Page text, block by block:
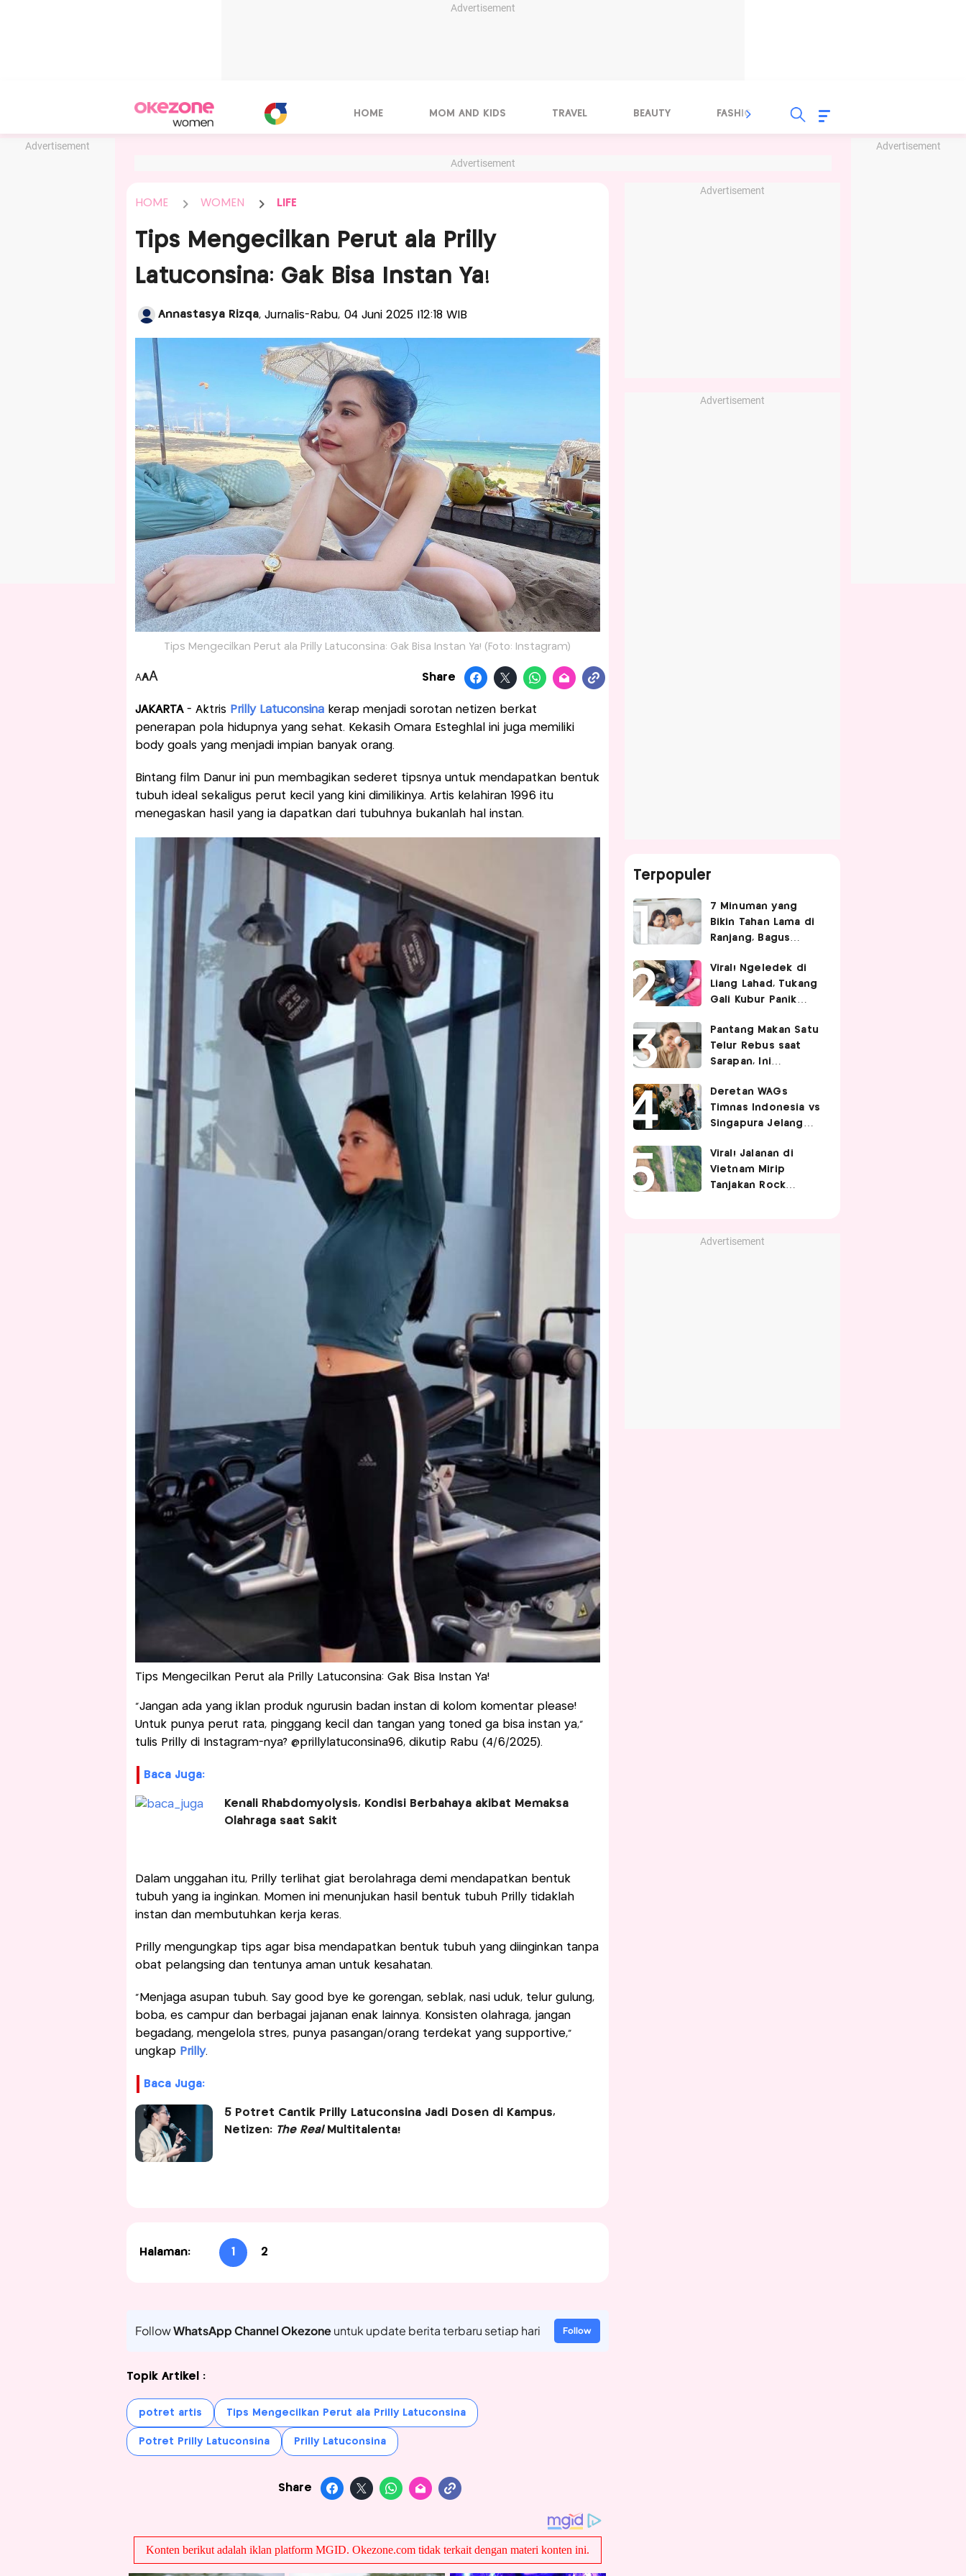
Advertisement
Advertisement Advertisement
HOME MOM AND KIDS TRAVEL BEAUTY FASHION FOOD
Advertisement
HOME WOMEN LIFE
Tips Mengecilkan Perut ala Prilly
Latuconsina: Gak Bisa Instan Ya!
Annastasya Rizqa, Jurnalis-Rabu, 04 Juni 2025 |12:18 WIB
Tips Mengecilkan Perut ala Prilly Latuconsina: Gak Bisa Instan Ya! (Foto: Instagram)
AAA Share
JAKARTA- Aktris Prilly Latuconsina kerap menjadi sorotan netizen berkat
penerapan pola hidupnya yang sehat. Kekasih Omara Esteghlal ini juga memiliki
body goals yang menjadi impian banyak orang.
Bintang film Danur ini pun membagikan sederet tipsnya untuk mendapatkan bentuk
tubuh ideal sekaligus perut kecil yang kini dimilikinya. Artis kelahiran 1996 itu
menegaskan hasil yang ia dapatkan dari tubuhnya bukanlah hal instan.
Tips Mengecilkan Perut ala Prilly Latuconsina: Gak Bisa Instan Ya!
“Jangan ada yang iklan produk ngurusin badan instan di kolom komentar please!
Untuk punya perut rata, pinggang kecil dan tangan yang toned ga bisa instan ya,”
tulis Prilly di Instagram-nya? @prillylatuconsina96, dikutip Rabu (4/6/2025).
Baca Juga:
Kenali Rhabdomyolysis, Kondisi Berbahaya akibat Memaksa
Olahraga saat Sakit
Dalam unggahan itu, Prilly terlihat giat berolahraga demi mendapatkan bentuk
tubuh yang ia inginkan. Momen ini menunjukan hasil bentuk tubuh Prilly tidaklah
instan dan membutuhkan kerja keras.
Prilly mengungkap tips agar bisa mendapatkan bentuk tubuh yang diinginkan tanpa
obat pelangsing dan tentunya aman untuk kesahatan.
“Menjaga asupan tubuh. Say good bye ke gorengan, seblak, nasi uduk, telur gulung,
boba, es campur dan berbagai jajanan enak lainnya. Konsisten olahraga, jangan
begadang, mengelola stres, punya pasangan/orang terdekat yang supportive,”
ungkapPrilly.
Baca Juga:
5 Potret Cantik Prilly Latuconsina Jadi Dosen di Kampus,
Netizen: The RealMultitalenta!
Halaman: 1 2
FollowWhatsApp Channel Okezoneuntuk update berita terbaru setiap hari Follow
Topik Artikel :
potret artis Tips Mengecilkan Perut ala Prilly Latuconsina
Potret Prilly Latuconsina Prilly Latuconsina
Share
Advertisement
Advertisement
Terpopuler
7 Minuman yang
Bikin Tahan Lama di
Ranjang, Bagus
Hubungan Intim
Viral! Ngeledek di
Liang Lahad, Tukang
Gali Kubur Panik
Pantang Makan Satu
Telur Rebus saat
Sarapan, Ini
Ahli Gizi!
Deretan WAGs
Timnas Indonesia vs
Singapura Jelang
AFF 2026, Siapa
Paling Curi
Perhatian?
Viral! Jalanan di
Vietnam Mirip
Tanjakan Rock
Advertisement